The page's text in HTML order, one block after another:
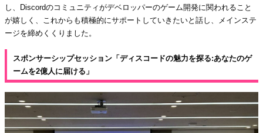
し、Discordのコミュニティがデベロッパーのゲーム開発に関われること
が嬉しく、これからも積極的にサポートしていきたいと話し、メインステ
ージを締めくくりました。
スポンサーシップセッション「ディスコードの魅力を探る:あなたのゲ
ームを2億人に届ける」